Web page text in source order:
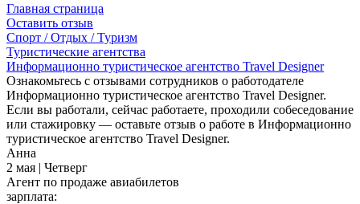
Главная страница
Оставить отзыв
Спорт / Отдых / Туризм
Туристические агентства
Информационно туристическое агентство Travel Designer
Ознакомьтесь с отзывами сотрудников о работодателе
Информационно туристическое агентство Travel Designer.
Если вы работали, сейчас работаете, проходили собеседование
или стажировку — оставьте отзыв о работе в Информационно
туристическое агентство Travel Designer.
Анна
2 мая | Четверг
Агент по продаже авиабилетов
зарплата: